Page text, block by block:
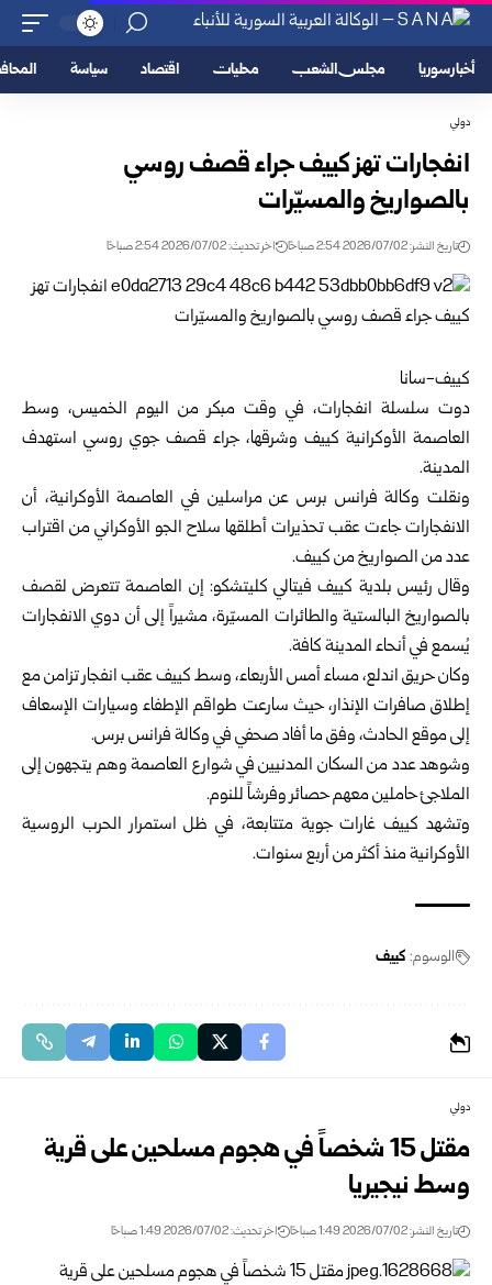
أخبار سوريا مجلس الشعب محليات اقتصاد سياسة
دولي
انفجارات تهز كييف جراء قصف روسي
بالصواريخ والمسيّرات
تاريخ النشر: 2026/07/02 2:54 صباحًا اخر تحديث: 2026/07/02 2:54 صباحًا
كييف-سانا‏
دوت سلسلة انفجارات، في وقت مبكر من اليوم الخميس، وسط
العاصمة الأوكرانية كييف وشرقها، جراء قصف جوي ‏روسي استهدف
المدينة.‏
ونقلت وكالة فرانس برس عن مراسلين في العاصمة الأوكرانية، أن
الانفجارات جاءت عقب تحذيرات أطلقها سلاح الجو ‏الأوكراني من اقتراب
عدد من الصواريخ من كييف.‏
وقال رئيس بلدية كييف فيتالي كليتشكو: إن العاصمة تتعرض لقصف
بالصواريخ البالستية والطائرات المسيّرة، مشيراً إلى ‏أن دوي الانفجارات
يُسمع في أنحاء المدينة كافة.‏
وكان حريق اندلع، مساء أمس الأربعاء، وسط كييف عقب انفجار تزامن مع
إطلاق صافرات الإنذار، حيث سارعت طواقم ‏الإطفاء وسيارات الإسعاف
إلى موقع الحادث، وفق ما أفاد صحفي في وكالة فرانس برس.‏
وشوهد عدد من السكان المدنيين في شوارع العاصمة وهم يتجهون إلى
الملاجئ حاملين معهم حصائر وفرشاً للنوم.‏
وتشهد كييف غارات جوية متتابعة، في ظل استمرار الحرب الروسية
الأوكرانية منذ أكثر من أربع سنوات.‏
الوسوم: كييف
دولي
مقتل 15 شخصاً في هجوم مسلحين على قرية
وسط نيجيريا
تاريخ النشر: 2026/07/02 1:49 صباحًا اخر تحديث: 2026/07/02 1:49 صباحًا